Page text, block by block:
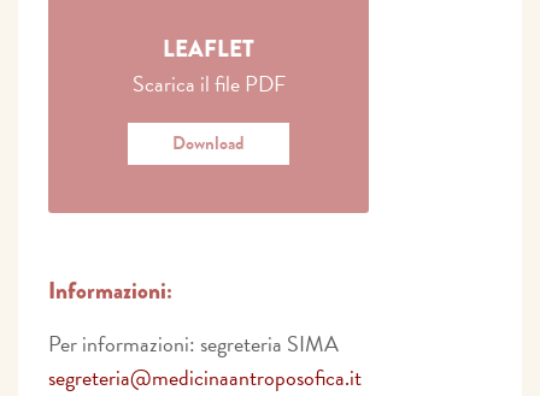
LEAFLET
Scarica il file PDF
Download
Informazioni:
Per informazioni: segreteria SIMA
segreteria@medicinaantroposofica.it